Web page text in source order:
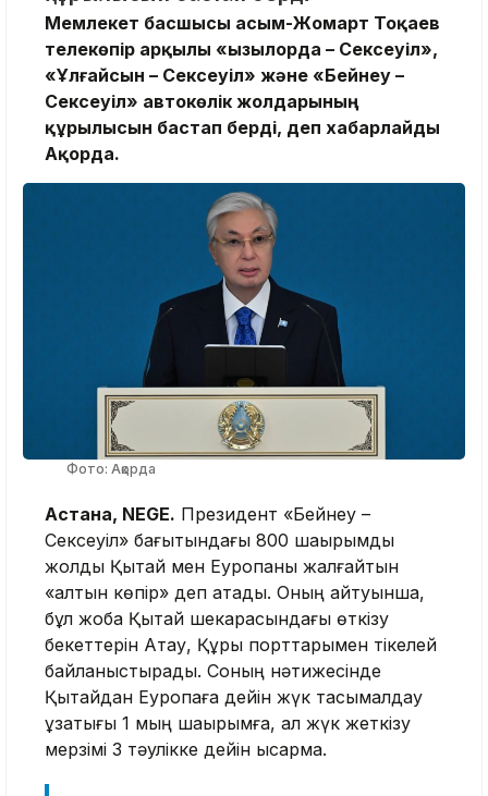
Мемлекет басшысы Қасым-Жомарт Тоқаев
телекөпір арқылы «Қызылорда – Сексеуіл»,
«Ұлғайсын – Сексеуіл» және «Бейнеу –
Сексеуіл» автокөлік жолдарының
құрылысын бастап берді, деп хабарлайды
Ақорда.
Фото: Ақорда
Астана, NEGE. Президент «Бейнеу –
Сексеуіл» бағытындағы 800 шақырымдық
жолды Қытай мен Еуропаны жалғайтын
«алтын көпір» деп атады. Оның айтуынша,
бұл жоба Қытай шекарасындағы өткізу
бекеттерін Ақтау, Құрық порттарымен тікелей
байланыстырады. Соның нәтижесінде
Қытайдан Еуропаға дейін жүк тасымалдау
ұзақтығы 1 мың шақырымға, ал жүк жеткізу
мерзімі 3 тәулікке дейін қысқармақ.